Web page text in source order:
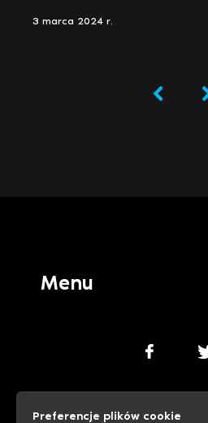
3 marca 2024 r.
Menu
Preferencje plików cookie